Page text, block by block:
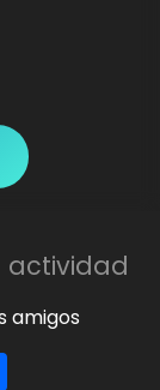
actividad
amigos